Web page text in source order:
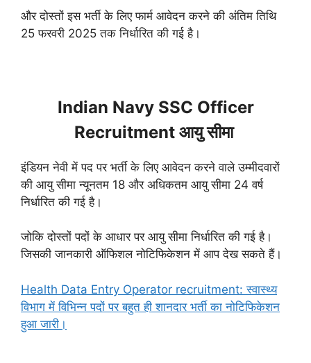
और दोस्तों इस भर्ती के लिए फार्म आवेदन करने की अंतिम तिथि
25 फरवरी 2025 तक निर्धारित की गई है।
Indian Navy SSC Officer
Recruitment आयु सीमा
इंडियन नेवी में पद पर भर्ती के लिए आवेदन करने वाले उम्मीदवारों
की आयु सीमा न्यूनतम 18 और अधिकतम आयु सीमा 24 वर्ष
निर्धारित की गई है।
जोकि दोस्तों पदों के आधार पर आयु सीमा निर्धारित की गई है।
जिसकी जानकारी ऑफिशल नोटिफिकेशन में आप देख सकते हैं।
Health Data Entry Operator recruitment: स्वास्थ्य
विभाग में विभिन्न पदों पर बहुत ही शानदार भर्ती का नोटिफिकेशन
हुआ जारी।